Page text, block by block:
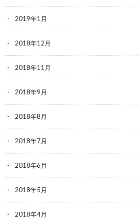
2019年1月
2018年12月
2018年11月
2018年9月
2018年8月
2018年7月
2018年6月
2018年5月
2018年4月